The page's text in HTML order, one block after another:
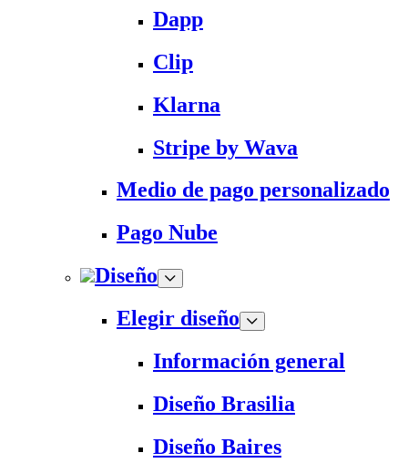
Dapp
Clip
Klarna
Stripe by Wava
Medio de pago personalizado
Pago Nube
Diseño
Elegir diseño
Información general
Diseño Brasilia
Diseño Baires